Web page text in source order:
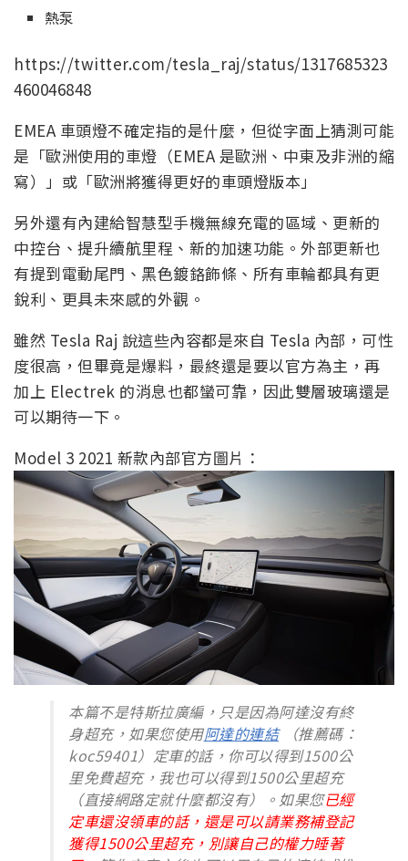
熱泵
https://twitter.com/tesla_raj/status/1317685323
460046848
EMEA 車頭燈不確定指的是什麼，但從字面上猜測可能
是「歐洲使用的車燈（EMEA 是歐洲、中東及非洲的縮
寫）」或「歐洲將獲得更好的車頭燈版本」
另外還有內建給智慧型手機無線充電的區域、更新的
中控台、提升續航里程、新的加速功能。外部更新也
有提到電動尾門、黑色鍍鉻飾條、所有車輪都具有更
銳利、更具未來感的外觀。
雖然 Tesla Raj 說這些內容都是來自 Tesla 內部，可性
度很高，但畢竟是爆料，最終還是要以官方為主，再
加上 Electrek 的消息也都蠻可靠，因此雙層玻璃還是
可以期待一下。
Model 3 2021 新款內部官方圖片：
本篇不是特斯拉廣編，只是因為阿達沒有終
身超充，如果您使用阿達的連結（推薦碼：
koc59401）定車的話，你可以得到1500公
里免費超充，我也可以得到1500公里超充
（直接網路定就什麼都沒有）。如果您已經
定車還沒領車的話，還是可以請業務補登記
獲得1500公里超充，別讓自己的權力睡著